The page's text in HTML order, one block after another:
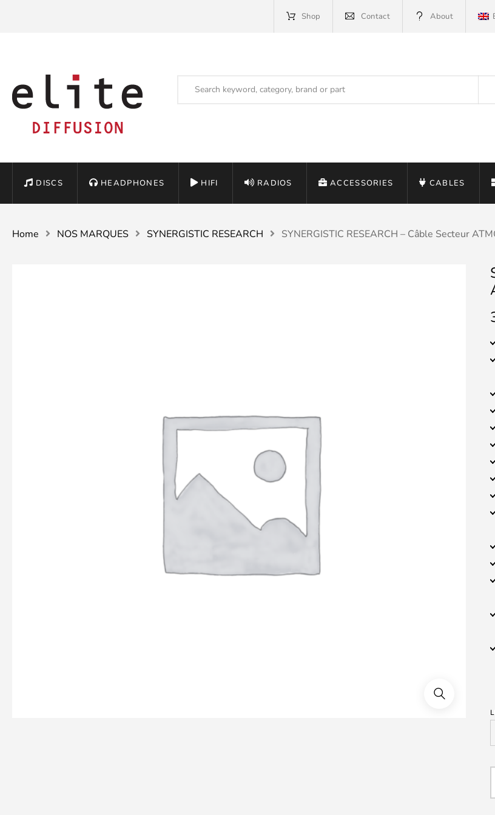
Shop Contact About
DISCS HEADPHONES HIFI RADIOS ACCESSORIES CABLES
Home NOS MARQUES SYNERGISTIC RESEARCH SYNERGISTIC RESEARCH – Câble Secteur